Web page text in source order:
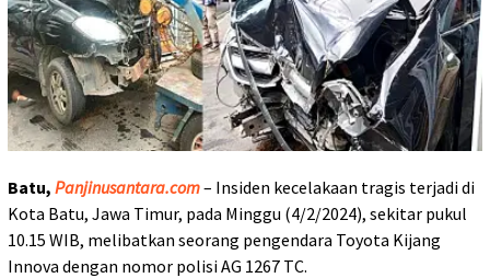
Batu, Panjinusantara.com– Insiden kecelakaan tragis terjadi di
Kota Batu, Jawa Timur, pada Minggu (4/2/2024), sekitar pukul
10.15 WIB, melibatkan seorang pengendara Toyota Kijang
Innova dengan nomor polisi AG 1267 TC.